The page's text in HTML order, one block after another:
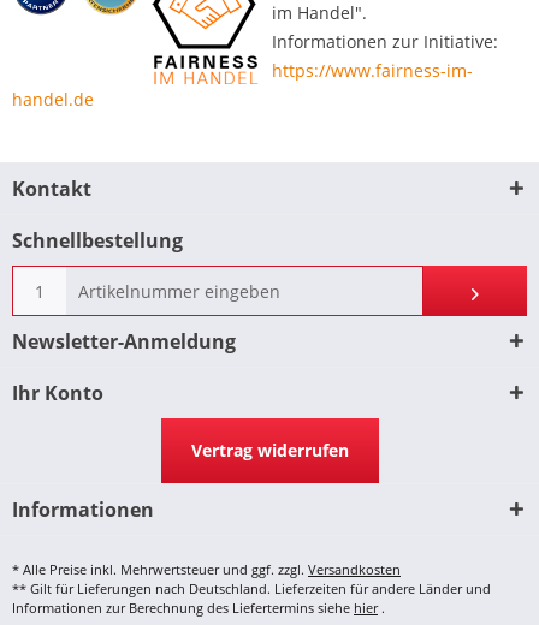
im Handel".
Informationen zur Initiative:
https://www.fairness-im-
handel.de
Kontakt
Schnellbestellung
Newsletter-Anmeldung
Ihr Konto
Vertrag widerrufen
Informationen
* Alle Preise inkl. Mehrwertsteuer und ggf. zzgl. Versandkosten
** Gilt für Lieferungen nach Deutschland. Lieferzeiten für andere Länder und
Informationen zur Berechnung des Liefertermins siehe hier.